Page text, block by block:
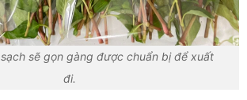
sẽ gọn gàng được chuẩn bị để xuất
đi.